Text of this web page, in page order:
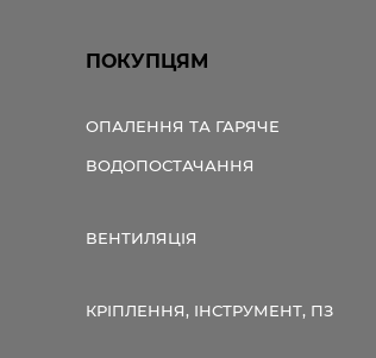
ПОКУПЦЯМ
ОПАЛЕННЯ ТА ГАРЯЧЕ
ВОДОПОСТАЧАННЯ
ВЕНТИЛЯЦІЯ
КРІПЛЕННЯ, ІНСТРУМЕНТ, ПЗ